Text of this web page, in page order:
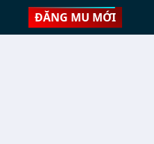
ĐĂNG MU MỚI